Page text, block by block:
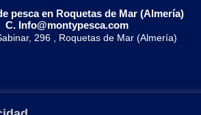
pesca en Roquetas de Mar (Almería)
C. Info@montypesca.com
296 , Roquetas de Mar (Almería)